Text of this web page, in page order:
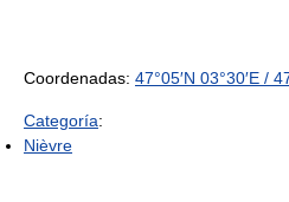
Coordenadas: 47°05′N 03°30′E /
Categoría:
Nièvre